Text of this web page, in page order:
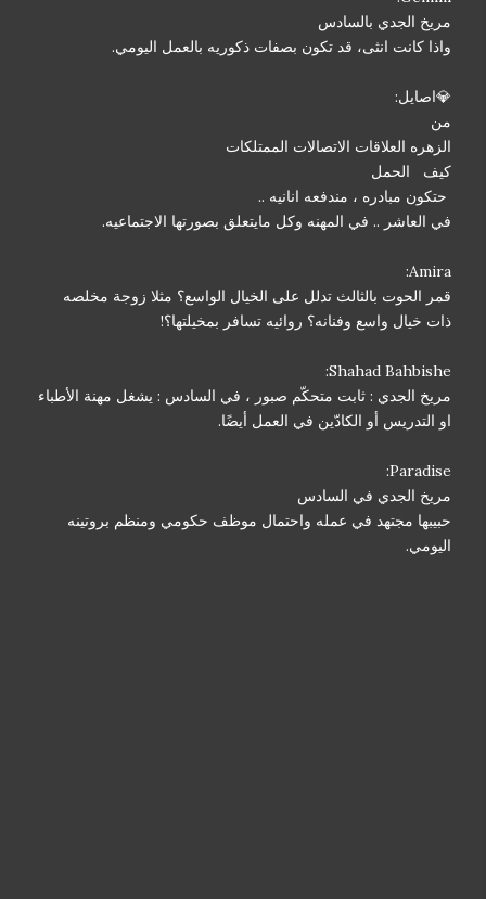
مريخ الجدي بالسادس
واذا كانت انثى، قد تكون بصفات ذكوريه بالعمل اليومي.
💎اصايل:
من
الزهره العلاقات الاتصالات الممتلكات
كيف الحمل
حتكون مبادره ، مندفعه انانيه ..
في العاشر .. في المهنه وكل مايتعلق بصورتها الاجتماعيه.
Amira:
قمر الحوت بالثالث تدلل على الخيال الواسع؟ مثلا زوجة مخلصه
ذات خيال واسع وفنانه؟ روائيه تسافر بمخيلتها؟!
Shahad Bahbishe:
مريخ الجدي : ثابت متحكّم صبور ، في السادس : يشغل مهنة الأطباء
او التدريس أو الكادّين في العمل أيضًا.
Paradise:
مريخ الجدي في السادس
حبيبها مجتهد في عمله واحتمال موظف حكومي ومنظم بروتينه
اليومي.